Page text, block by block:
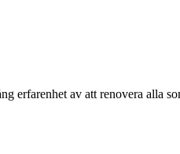
erfarenhet av att renovera alla